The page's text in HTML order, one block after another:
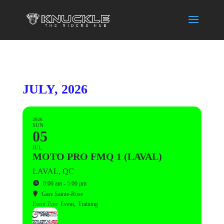
JULY, 2026
2026
SUN
05
JUL
MOTO PRO FMQ 1 (LAVAL)
LAVAL, QC
8:00 am - 5:00 pm
Gare Sainte-Rose
Event Type Event, Training